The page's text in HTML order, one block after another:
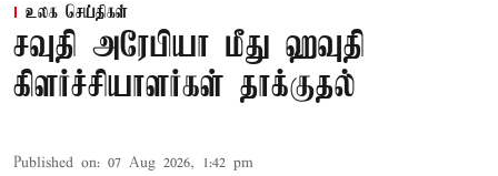
உலக செய்திகள்
சவுதி அரேபியா மீது ஹவுதி
கிளர்ச்சியாளர்கள் தாக்குதல்
Published on: 07 Aug 2026, 1:42 pm